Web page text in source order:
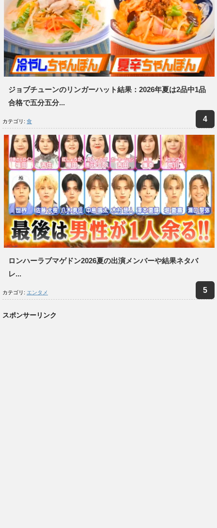
ジョブチューンのリンガーハット結果：2026年夏は2品中1品
合格で五分五分...
カテゴリ: 食
ロンハーラブマゲドン2026夏の出演メンバーや結果ネタバ
レ...
カテゴリ: エンタメ
スポンサーリンク